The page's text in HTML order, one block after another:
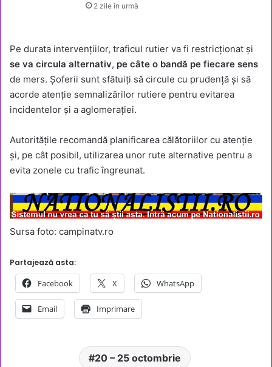
2 zile în urmă
Pe durata intervențiilor, traficul rutier va fi restricționat și
se va circula alternativ, pe câte o bandă pe fiecare sens
de mers. Șoferii sunt sfătuiți să circule cu prudență și să
acorde atenție semnalizărilor rutiere pentru evitarea
incidentelor și a aglomerației.
Autoritățile recomandă planificarea călătoriilor cu atenție
și, pe cât posibil, utilizarea unor rute alternative pentru a
evita zonele cu trafic îngreunat.
Sursa foto: campinatv.ro
Partajează asta:
Facebook X WhatsApp
Email Imprimare
20 – 25 octombrie